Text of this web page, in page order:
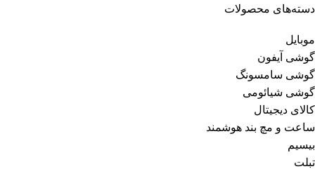
دسته‌های محصولات
موبایل
گوشی آیفون
گوشی سامسونگ
گوشی شیائومی
کالای دیجیتال
ساعت و مچ بند هوشمند
بیسیم
تبلت